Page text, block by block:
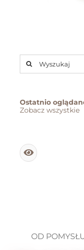
Szukaj
Ostatnio
Zobacz wszystkie
OD